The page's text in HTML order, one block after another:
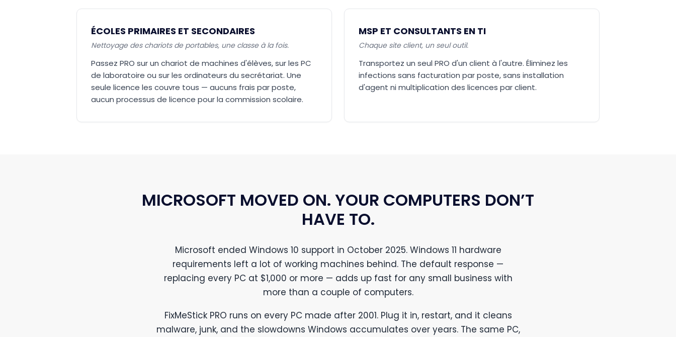
ÉCOLES PRIMAIRES ET SECONDAIRES
Nettoyage des chariots de portables, une classe à la fois.
Passez PRO sur un chariot de machines d'élèves, sur les PC
de laboratoire ou sur les ordinateurs du secrétariat. Une
seule licence les couvre tous — aucuns frais par poste,
aucun processus de licence pour la commission scolaire.
MSP ET CONSULTANTS EN TI
Chaque site client, un seul outil.
Transportez un seul PRO d'un client à l'autre. Éliminez les
infections sans facturation par poste, sans installation
d'agent ni multiplication des licences par client.
MICROSOFT MOVED ON. YOUR COMPUTERS DON’T
HAVE TO.
Microsoft ended Windows 10 support in October 2025. Windows 11 hardware
requirements left a lot of working machines behind. The default response —
replacing every PC at $1,000 or more — adds up fast for any small business with
more than a couple of computers.
FixMeStick PRO runs on every PC made after 2001. Plug it in, restart, and it cleans
malware, junk, and the slowdowns Windows accumulates over years. The same PC,